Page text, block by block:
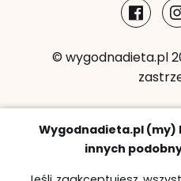
© wygodnadieta.pl
Metody
Wygodnadieta.pl (my)
innych